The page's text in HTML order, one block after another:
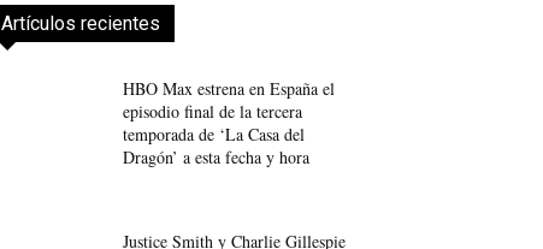
Artículos recientes
HBO Max estrena en España el
episodio final de la tercera
temporada de ‘La Casa del
Dragón’ a esta fecha y hora
Justice Smith y Charlie Gillespie